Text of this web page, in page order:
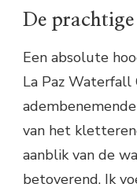
De
Een absolute
La Paz Waterfall
van het
aanblik van de
betoverend. Ik